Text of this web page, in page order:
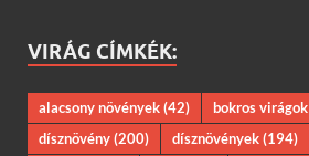
VIRÁG CÍMKÉK:
alacsony növények(42) bokros virágok
dísznövény(200) dísznövények(194)